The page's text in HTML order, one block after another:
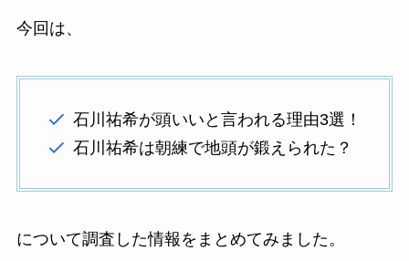
今回は、
石川祐希が頭いいと言われる理由3選！
石川祐希は朝練で地頭が鍛えられた？
について調査した情報をまとめてみました。